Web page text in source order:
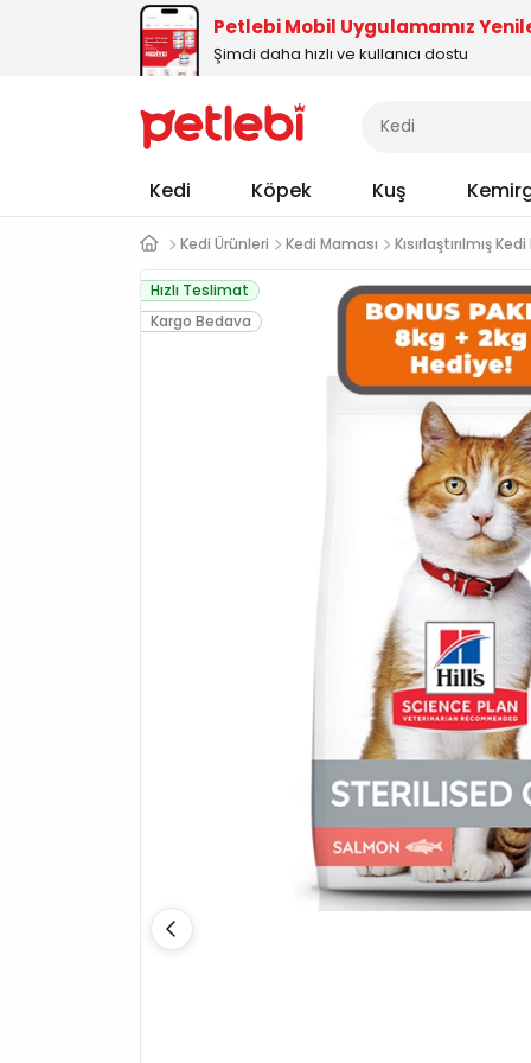
Petlebi Mobil Uygulamamız
Şimdi daha hızlı ve kullanıcı dostu
Kedi Köpek Kuş
Kedi Ürünleri Kedi Maması Kısırlaştırılmış
Hızlı Teslimat
Kargo Bedava